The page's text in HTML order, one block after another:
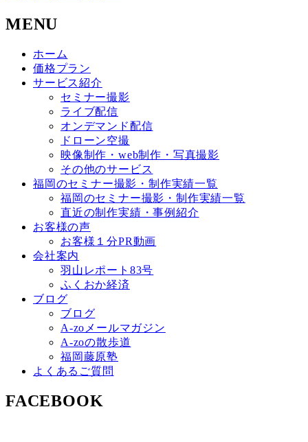
MENU
ホーム
価格プラン
サービス紹介
セミナー撮影
ライブ配信
オンデマンド配信
ドローン空撮
映像制作・web制作・写真撮影
その他のサービス
福岡のセミナー撮影・制作実績一覧
福岡のセミナー撮影・制作実績一覧
直近の制作実績・事例紹介
お客様の声
お客様１分PR動画
会社案内
羽山レポート83号
ふくおか経済
ブログ
ブログ
A-zoメールマガジン
A-zoの散歩道
福岡藤原塾
よくあるご質問
FACEBOOK